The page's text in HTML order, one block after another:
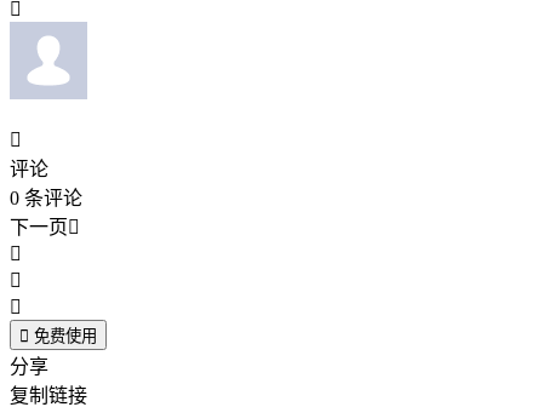


评论
0 条评论
下一页



 免费使用
分享
复制链接